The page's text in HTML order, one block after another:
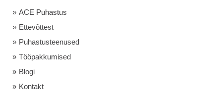
ACE Puhastus
Ettevõttest
Puhastusteenused
Tööpakkumised
Blogi
Kontakt